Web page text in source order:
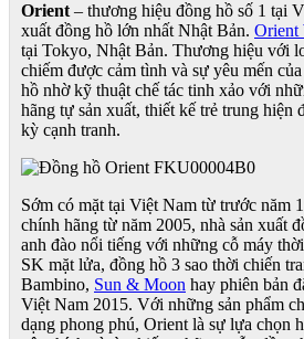
Orient – thương hiệu đồng hồ số 1 tại
xuất đồng hồ lớn nhất Nhật Bản. Orient
tại Tokyo, Nhật Bản. Thương hiệu với
chiếm được cảm tình và sự yêu mến
hồ nhờ kỹ thuật chế tác tinh xảo với
hãng tự sản xuất, thiết kế trẻ trung hiện
kỳ cạnh tranh.
Sớm có mặt tại Việt Nam từ trước năm
chính hãng từ năm 2005, nhà sản xuất
anh đào nổi tiếng với những cỗ máy
SK mặt lửa, đồng hồ 3 sao thời chiến
Bambino, Sun & Moon hay phiên bản
Việt Nam 2015. Với những sản phẩm
dạng phong phú, Orient là sự lựa chọn